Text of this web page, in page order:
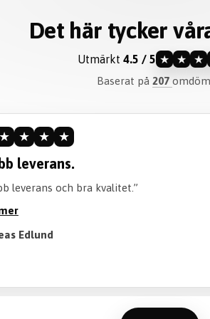
Det här tycker
Utmärkt 4.5 / 5 ★ ★ ★
Baserat på 207
★ ★ ★ ★
verkligen.
är perfekt och går att tvätta perfekt!
Rekommenderar verkligen att köpa!”